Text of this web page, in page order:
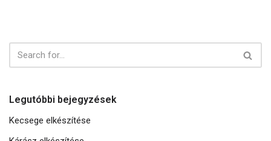
Legutóbbi bejegyzések
Kecsege elkészítése